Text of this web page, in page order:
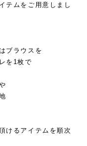
テムをご用意しまし
ブラウスを
を1枚で
けるアイテムを順次